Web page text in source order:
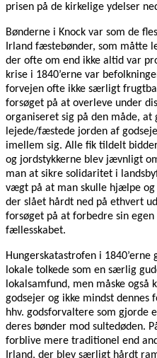
prisen på de kirkelige ydelser
Bønderne i Knock var som de
Irland fæstebønder, som måtte
der ofte om end ikke altid var
krise i 1840’erne var
forvejen ofte ikke særligt
forsøget på at overleve under
organiseret sig på den måde,
lejede/fæstede jorden af
imellem sig. Alle fik tildelt
og jordstykkerne blev jævnligt
man at sikre solidaritet i
vægt på at man skulle hjælpe
der slået hårdt ned på ethvert
forsøget på at forbedre sin
fællesskabet.
Hungerskatastrofen i
lokale tolkede som en særlig
lokalsamfund, men måske også
godsejer og ikke mindst
hhv. godsforvaltere som gjorde
deres bønder mod sultedøden.
forblive mere traditionel end
Irland, der blev særligt hårdt